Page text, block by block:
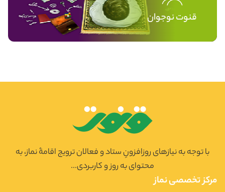
قنوت نوجوان
با توجه به نیازهای روزافزونِ ستاد و فعالان ترویج اقامۀ نماز، به
محتوای به روز و کاربردی...
مرکز تخصصی نماز